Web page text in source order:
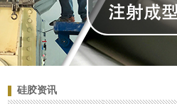
硅胶资讯